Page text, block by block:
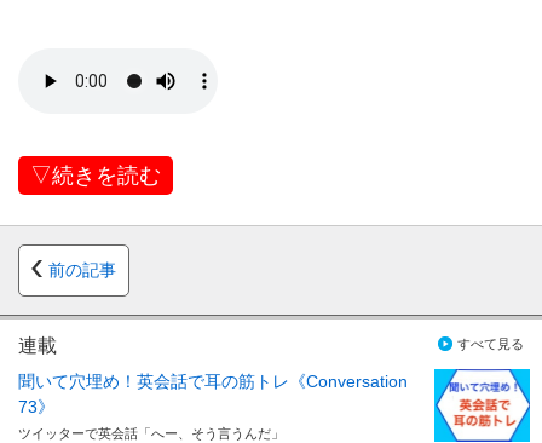
▽続きを読む
前の記事
連載 すべて見る
聞いて穴埋め！英会話で耳の筋トレ《Conversation
73》
ツイッターで英会話「へー、そう言うんだ」